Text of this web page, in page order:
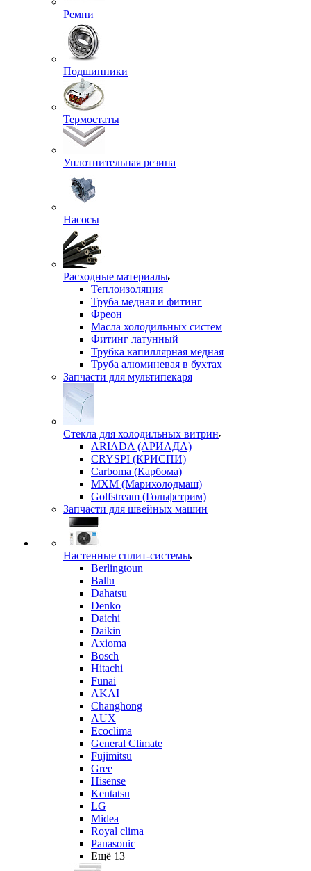
Ремни
Подшипники
Термостаты
Уплотнительная резина
Насосы
Расходные материалы
Теплоизоляция
Труба медная и фитинг
Фреон
Масла холодильных систем
Фитинг латунный
Трубка капиллярная медная
Труба алюминевая в бухтах
Запчасти для мультипекаря
Стекла для холодильных витрин
ARIADA (АРИАДА)
CRYSPI (КРИСПИ)
Carboma (Карбома)
MXM (Марихолодмаш)
Golfstream (Гольфстрим)
Запчасти для швейных машин
Настенные сплит-системы
Berlingtoun
Ballu
Dahatsu
Denko
Daichi
Daikin
Axioma
Bosch
Hitachi
Funai
AKAI
Changhong
AUX
Ecoclima
General Climate
Fujimitsu
Gree
Hisense
Kentatsu
LG
Midea
Royal clima
Panasonic
Ещё 13